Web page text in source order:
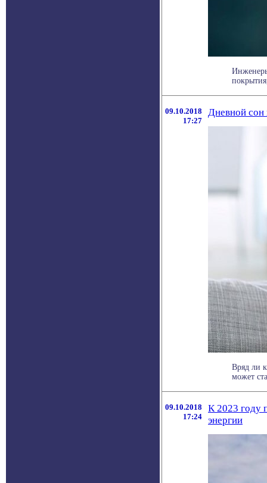
09.10.2018
17:27
Дневной сон
Вряд ли
может
09.10.2018
17:24
К 2023 году
энергии